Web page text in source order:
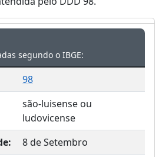
segundo o IBGE:
98
são-luisense ou
ludovicense
8 de Setembro